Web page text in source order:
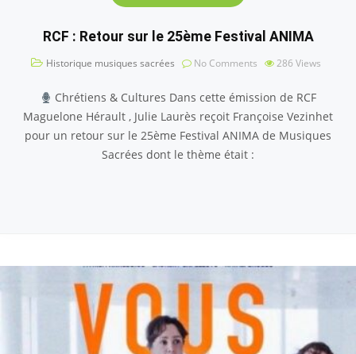
RCF : Retour sur le 25ème Festival ANIMA
Historique musiques sacrées No Comments 286 Views
Chrétiens & Cultures Dans cette émission de RCF
Maguelone Hérault , Julie Laurès reçoit Françoise Vezinhet
pour un retour sur le 25ème Festival ANIMA de Musiques
Sacrées dont le thème était :